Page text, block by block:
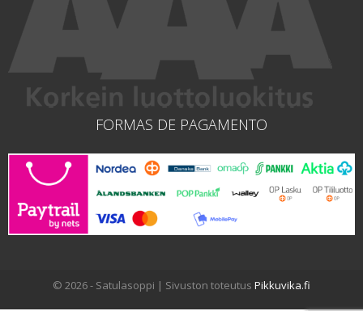
FORMAS DE PAGAMENTO
© 2026 - Satulasoppi | Sivuston toteutus Pikkuvika.fi